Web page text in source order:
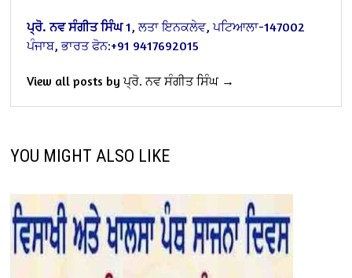
ਪ੍ਰੋ. ਨਵ ਸੰਗੀਤ ਸਿੰਘ 1, ਲਤਾ ਇਨਕਲੇਵ, ਪਟਿਆਲਾ-147002
ਪੰਜਾਬ, ਭਾਰਤ ਫੋਨ:+91 9417692015
View all posts by ਪ੍ਰੋ. ਨਵ ਸੰਗੀਤ ਸਿੰਘ →
YOU MIGHT ALSO LIKE